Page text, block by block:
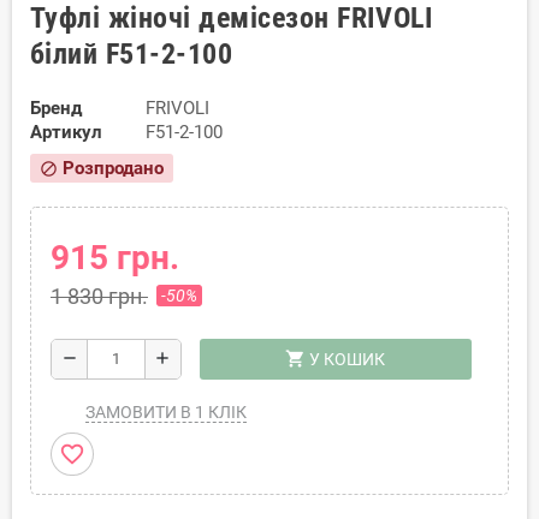
Туфлі жіночі демісезон FRIVOLI
білий F51-2-100
Бренд
FRIVOLI
Артикул
F51-2-100
block Розпродано
915 грн.
1 830 грн. -50%
remove add shopping_cart У КОШИК
ЗАМОВИТИ В 1 КЛІК
favorite_border